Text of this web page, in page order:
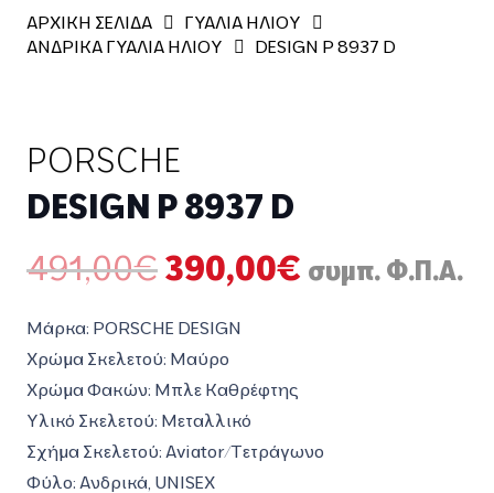
ΑΡΧΙΚΗ ΣΕΛΙΔΑ
ΓΥΑΛΙΑ ΗΛΙΟΥ
ΑΝΔΡΙΚΑ ΓΥΑΛΙΑ ΗΛΙΟΥ
DESIGN P 8937 D
PORSCHE
DESIGN P 8937 D
491,00€Original
price
was:
491,00€.
390,00€ Η
τρέχουσα
συμπ. Φ.Π.Α.
Μάρκα: PORSCHE DESIGN
Χρώμα Σκελετού: Μαύρο
Χρώμα Φακών: Μπλε Καθρέφτης
Υλικό Σκελετού: Μεταλλικό
Σχήμα Σκελετού: Aviator/Τετράγωνο
Φύλο: Ανδρικά, UNISEX